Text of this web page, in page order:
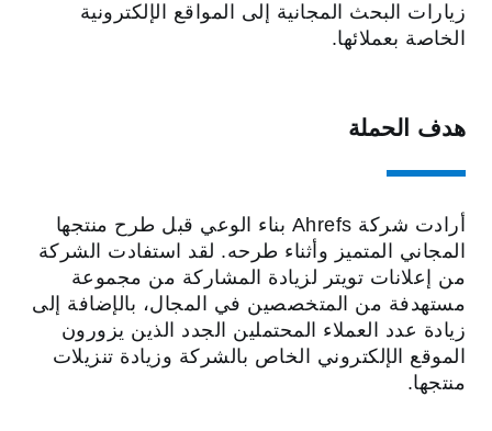
زيارات البحث المجانية إلى المواقع الإلكترونية
الخاصة بعملائها.
هدف الحملة
أرادت شركة Ahrefs بناء الوعي قبل طرح منتجها
المجاني المتميز وأثناء طرحه. لقد استفادت الشركة
من إعلانات تويتر لزيادة المشاركة من مجموعة
مستهدفة من المتخصصين في المجال، بالإضافة إلى
زيادة عدد العملاء المحتملين الجدد الذين يزورون
الموقع الإلكتروني الخاص بالشركة وزيادة تنزيلات
منتجها.